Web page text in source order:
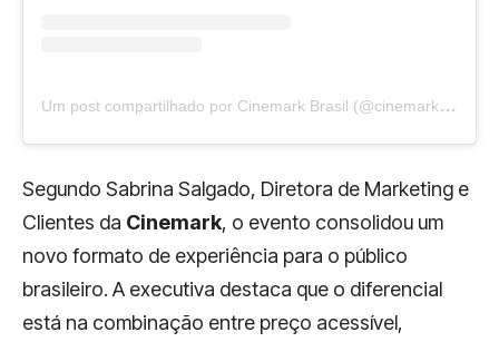
U
m post compartilhado por Cinemark Brasil (@cinemarkoficial)
Segundo Sabrina Salgado, Diretora de Marketing e
Clientes da Cinemark, o evento consolidou um
novo formato de experiência para o público
brasileiro. A executiva destaca que o diferencial
está na combinação entre preço acessível,